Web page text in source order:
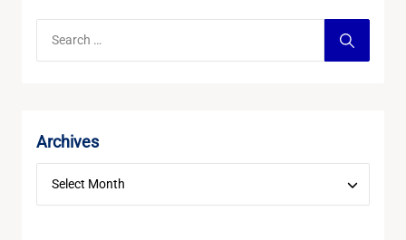
Archives